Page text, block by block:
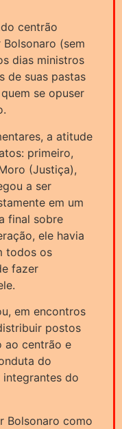
centrão
(sem
dias ministros
de suas pastas
se opuser
a atitude
primeiro,
(Justiça),
a ser
em um
final sobre
ele havia
todos os
fazer
em encontros
postos
ao centrão e
do
do
Bolsonaro como